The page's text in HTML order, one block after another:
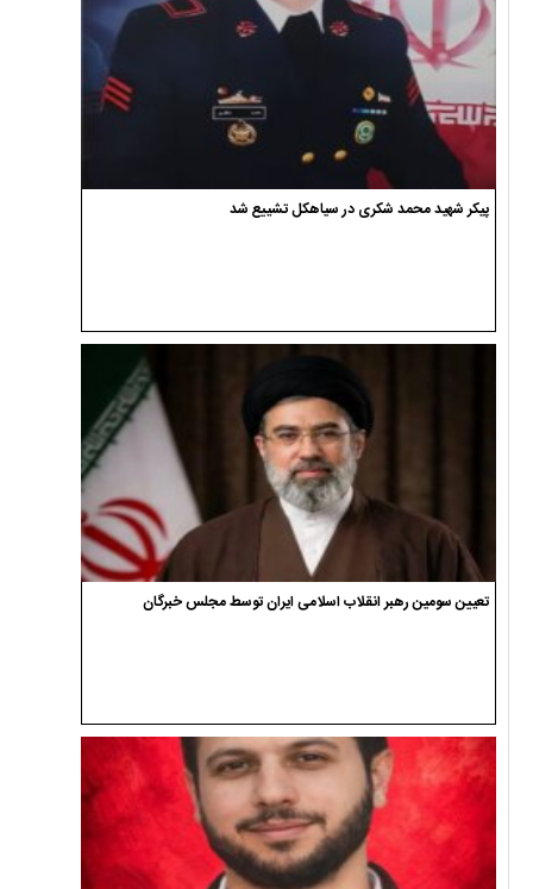
پیکر شهید محمد شکری در سیاهکل تشییع شد
تعیین سومین رهبر انقلاب اسلامی ایران توسط مجلس خبرگان